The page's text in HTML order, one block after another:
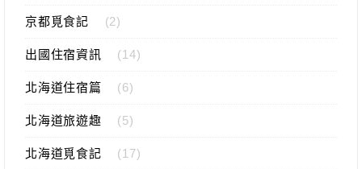
京都覓食記 (2)
出國住宿資訊 (14)
北海道住宿篇 (6)
北海道旅遊趣 (5)
北海道覓食記 (17)